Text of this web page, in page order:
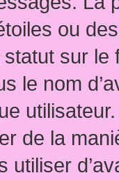
ou
sur
le nom
utilisateur.
de la
utiliser